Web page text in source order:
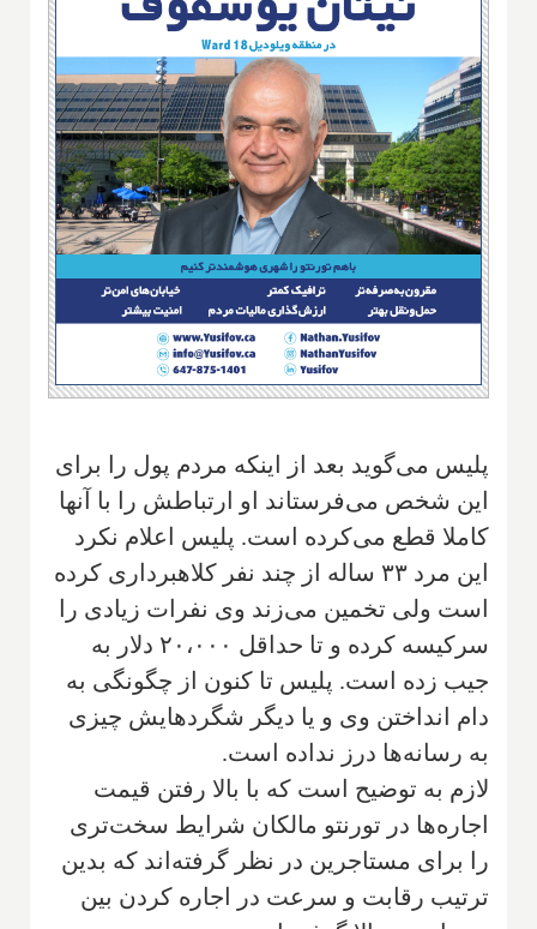
پلیس می‌گوید بعد از اینکه مردم پول را برای
این شخص می‌فرستاند او ارتباطش را با آنها
کاملا قطع می‌کرده است. پلیس اعلام نکرد
این مرد ۳۳ ساله از چند نفر کلاهبرداری کرده
است ولی تخمین می‌زند وی نفرات زیادی را
سرکیسه کرده و تا حداقل ۲۰،۰۰۰ دلار به
جیب زده است. پلیس تا کنون از چگونگی به
دام انداختن وی و یا دیگر شگردهایش چیزی
به رسانه‌ها درز نداده است.
لازم به توضیح است که با بالا رفتن قیمت
اجاره‌ها در تورنتو مالکان شرایط سخت‌تری
را برای مستاجرین در نظر گرفته‌اند که بدین
ترتیب رقابت و سرعت در اجاره کردن بین